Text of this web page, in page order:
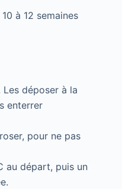
10 à 12 semaines
déposer à la
enterrer
pour ne pas
au départ, puis un